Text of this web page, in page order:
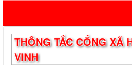
THÔNG TẮC CỐNG XÃ
VINH